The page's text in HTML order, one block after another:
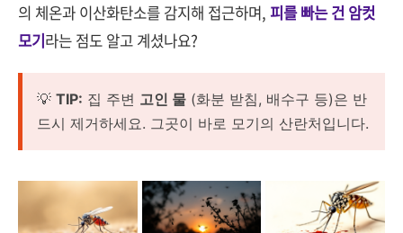
의 체온과 이산화탄소를 감지해 접근하며, 피를 빠는 건 암컷
모기라는 점도 알고 계셨나요?
💡 TIP: 집 주변 고인 물 (화분 받침, 배수구 등)은 반
드시 제거하세요. 그곳이 바로 모기의 산란처입니다.